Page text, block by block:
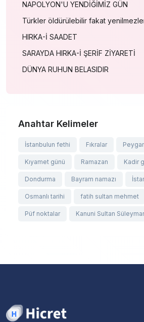
NAPOLYON'U YENDİĞİMİZ GÜN
Türkler öldürülebilir fakat
HIRKA-İ SAADET
SARAYDA HIRKA-İ ŞERİF ZİYARETİ
DÜNYA RUHUN BELASIDIR
Anahtar Kelimeler
İstanbulun fethi Fıkralar
Kıyamet günü Ramazan Kadir
Dondurma Bayram namazı
Osmanlı tarihi fatih sultan mehmet
Püf noktalar Kanuni Sultan